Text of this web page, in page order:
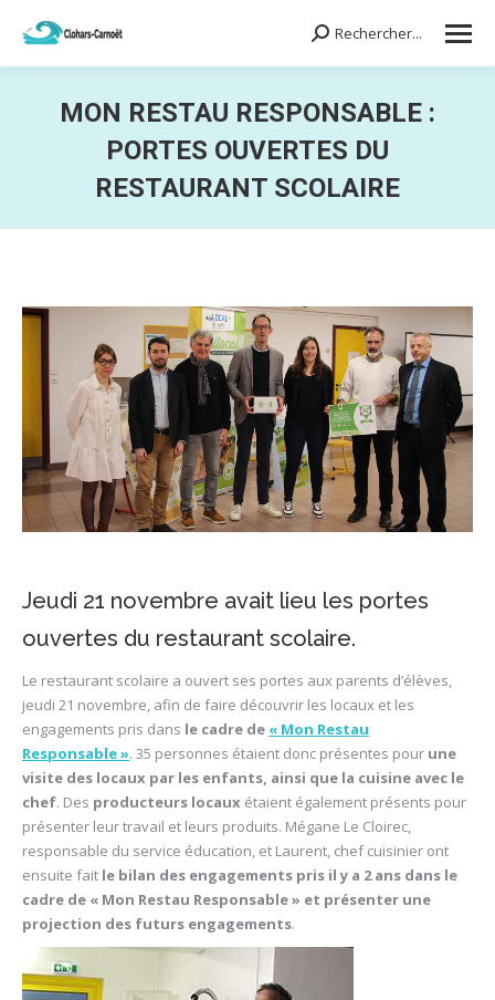
Search:Rechercher...
MON RESTAU RESPONSABLE :
PORTES OUVERTES DU
RESTAURANT SCOLAIRE
Jeudi 21 novembre avait lieu les portes
ouvertes du restaurant scolaire.
Le restaurant scolaire a ouvert ses portes aux parents d’élèves,
jeudi 21 novembre, afin de faire découvrir les locaux et les
engagements pris dans le cadre de « Mon Restau
Responsable ». 35 personnes étaient donc présentes pour une
visite des locaux par les enfants, ainsi que la cuisine avec le
chef. Des producteurs locaux étaient également présents pour
présenter leur travail et leurs produits. Mégane Le Cloirec,
responsable du service éducation, et Laurent, chef cuisinier ont
ensuite fait le bilan des engagements pris il y a 2 ans dans le
cadre de « Mon Restau Responsable » et présenter une
projection des futurs engagements.